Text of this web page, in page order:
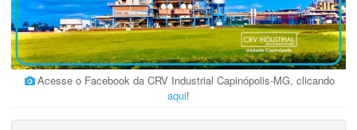
Acesse o Facebook da CRV Industrial Capinópolis-MG, clicando
aqui!